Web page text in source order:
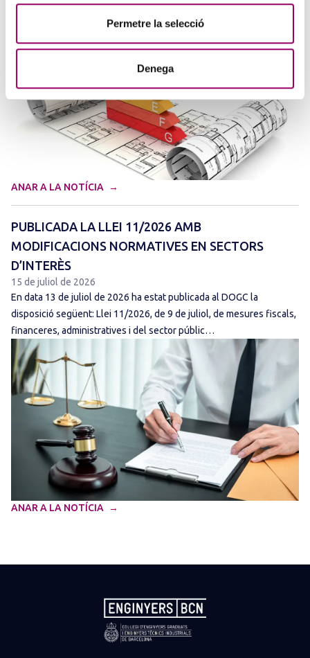
Permetre la selecció
Denega
energètica dels edificis previstes al Reial decret 390/2021.
ANAR A LA NOTÍCIA
PUBLICADA LA LLEI 11/2026 AMB
MODIFICACIONS NORMATIVES EN SECTORS
D’INTERÈS
15 de juliol de 2026
En data 13 de juliol de 2026 ha estat publicada al DOGC la
disposició següent: Llei 11/2026, de 9 de juliol, de mesures fiscals,
financeres, administratives i del sector públic…
ANAR A LA NOTÍCIA